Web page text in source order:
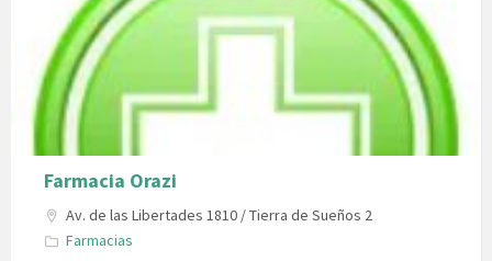
Farmacia Orazi
Av. de las Libertades 1810 / Tierra de Sueños 2
Farmacias